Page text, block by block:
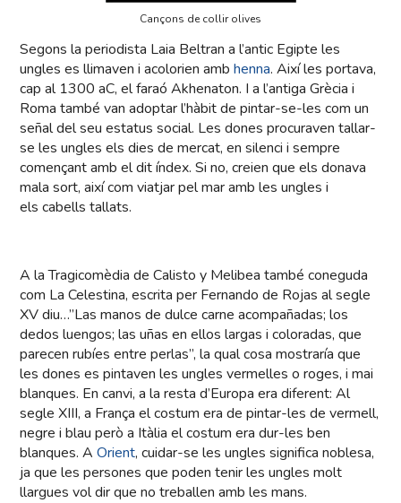
Cançons de collir olives
Segons la periodista Laia Beltran a l’antic Egipte les
ungles es llimaven i acolorien ambhenna. Així les portava,
cap al 1300 aC, el faraó Akhenaton. I a l’antiga Grècia i
Roma també van adoptar l’hàbit de pintar-se-les com un
señal del seu estatus social. Les dones procuraven tallar-
se les ungles els dies de mercat, en silenci i sempre
començant amb el dit índex. Si no, creien que els donava
mala sort, així com viatjar pel mar amb les ungles i
els cabells tallats.
A la Tragicomèdia de Calisto y Melibea també coneguda
com La Celestina, escrita per Fernando de Rojas al segle
XV diu…”Las manos de dulce carne acompañadas; los
dedos luengos; las uñas en ellos largas i coloradas, que
parecen rubíes entre perlas”, la qual cosa mostraría que
les dones es pintaven les ungles vermelles o roges, i mai
blanques. En canvi, a la resta d’Europa era diferent: Al
segle XIII, a França el costum era de pintar-les de vermell,
negre i blau però a Itàlia el costum era dur-les ben
blanques. AOrient, cuidar-se les ungles significa noblesa,
ja que les persones que poden tenir les ungles molt
llargues vol dir que no treballen amb les mans.